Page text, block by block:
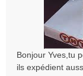
Bonjour Yves,tu
ils expédient